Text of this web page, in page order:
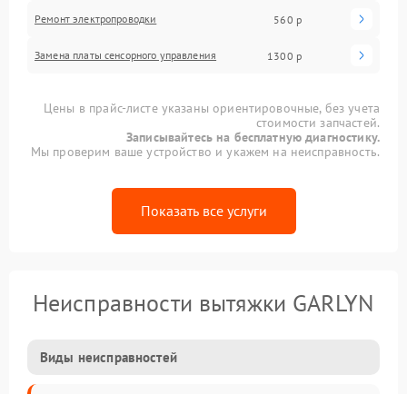
Ремонт электропроводки 560 р
Замена платы сенсорного управления 1300 р
Цены в прайс-листе указаны ориентировочные, без учета
стоимости запчастей.
Записывайтесь на бесплатную диагностику.
Мы проверим ваше устройство и укажем на неисправность.
Показать все услуги
Неисправности вытяжки GARLYN
Виды неисправностей